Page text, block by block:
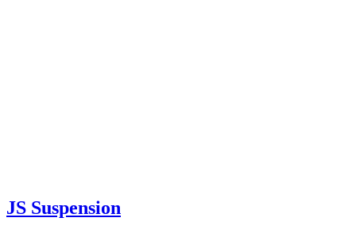
JS Suspension